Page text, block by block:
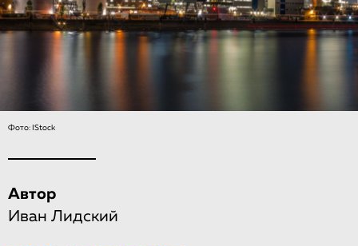
Фото: IStock
Автор
Иван Лидский